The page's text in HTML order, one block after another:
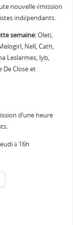
nouvelle émission
indépendants.
semaine:Oleti,
Nell, Cath,
Leslarmes, lyb,
De Close et
d’une heure
à 16h